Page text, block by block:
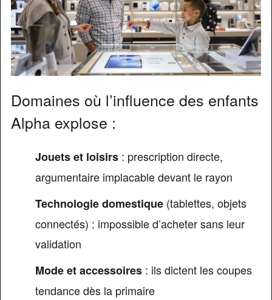
Domaines où l’influence des enfants
Alpha explose :
Jouets et loisirs: prescription directe,
argumentaire implacable devant le rayon
Technologie domestique(tablettes, objets
connectés) : impossible d’acheter sans leur
validation
Mode et accessoires: ils dictent les coupes
tendance dès la primaire